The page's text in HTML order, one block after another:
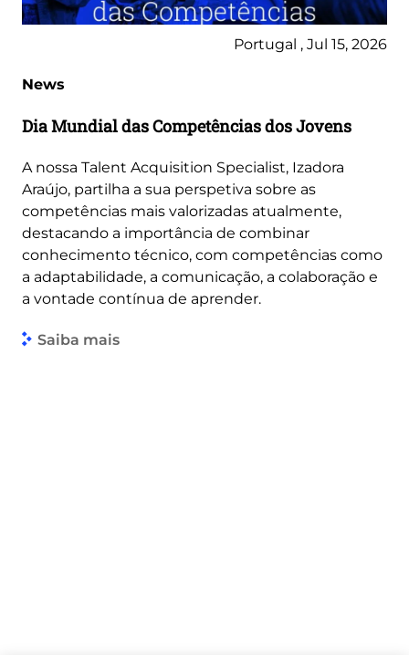
Portugal , Jul 15, 2026
News
Dia Mundial das Competências dos Jovens
A nossa Talent Acquisition Specialist, Izadora
Araújo, partilha a sua perspetiva sobre as
competências mais valorizadas atualmente,
destacando a importância de combinar
conhecimento técnico, com competências como
a adaptabilidade, a comunicação, a colaboração e
a vontade contínua de aprender.
Saiba mais